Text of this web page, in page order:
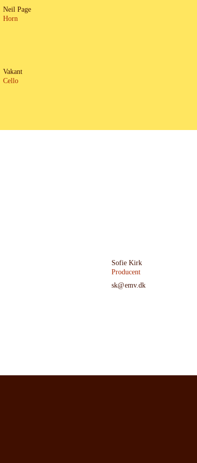
Neil Page
Horn
Vakant
Cello
Sofie Kirk
Producent
sk@emv.dk